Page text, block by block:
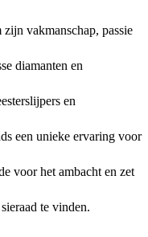
vakmanschap, passie
diamanten en
en
een unieke ervaring voor
voor het ambacht en zet
te vinden.